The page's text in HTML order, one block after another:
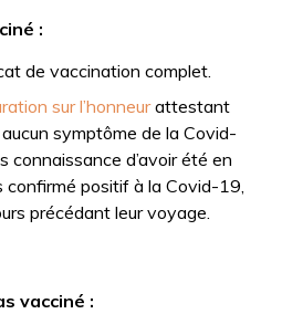
:
de vaccination complet.
sur l’honneurattestant
symptôme de la Covid-
connaissance d’avoir été en
positif à la Covid-19,
précédant leur voyage.
vacciné :